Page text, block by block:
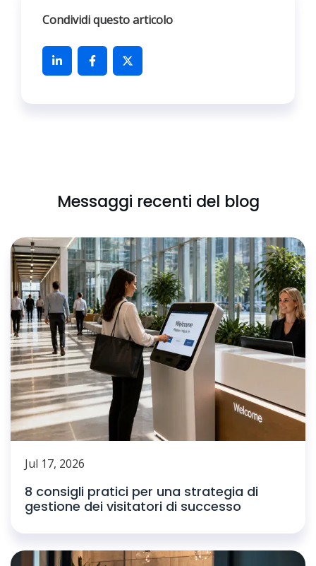
Condividi questo articolo
Messaggi recenti del blog
Jul 17, 2026
8 consigli pratici per una strategia di
gestione dei visitatori di successo